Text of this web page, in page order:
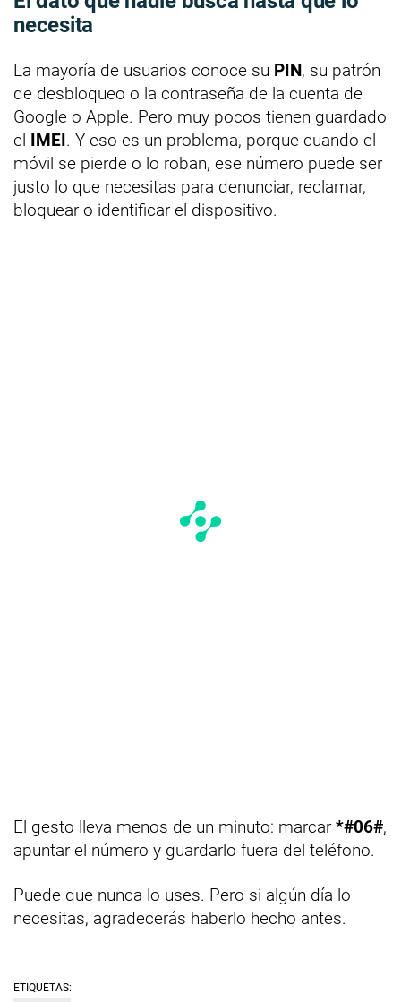
necesita
La mayoría de usuarios conoce su PIN, su patrón
de desbloqueo o la contraseña de la cuenta de
Google o Apple. Pero muy pocos tienen guardado
el IMEI. Y eso es un problema, porque cuando el
móvil se pierde o lo roban, ese número puede ser
justo lo que necesitas para denunciar, reclamar,
bloquear o identificar el dispositivo.
El gesto lleva menos de un minuto: marcar *#06#,
apuntar el número y guardarlo fuera del teléfono.
Puede que nunca lo uses. Pero si algún día lo
necesitas, agradecerás haberlo hecho antes.
ETIQUETAS: